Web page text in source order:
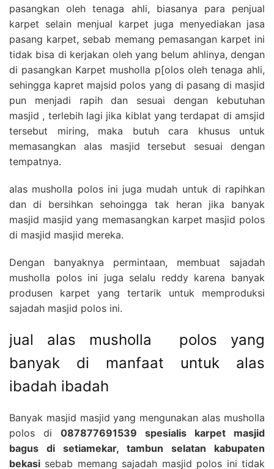
pasangkan oleh tenaga ahli, biasanya para penjual
karpet selain menjual karpet juga menyediakan jasa
pasang karpet, sebab memang pemasangan karpet ini
tidak bisa di kerjakan oleh yang belum ahlinya, dengan
di pasangkan Karpet musholla p[olos oleh tenaga ahli,
sehingga kapret majsid polos yang di pasang di masjid
pun menjadi rapih dan sesuai dengan kebutuhan
masjid , terlebih lagi jika kiblat yang terdapat di amsjid
tersebut miring, maka butuh cara khusus untuk
memasangkan alas masjid tersebut sesuai dengan
tempatnya.
alas musholla polos ini juga mudah untuk di rapihkan
dan di bersihkan sehoingga tak heran jika banyak
masjid masjid yang memasangkan karpet masjid polos
di masjid masjid mereka.
Dengan banyaknya permintaan, membuat sajadah
musholla polos ini juga selalu reddy karena banyak
produsen karpet yang tertarik untuk memproduksi
sajadah masjid polos ini.
jual alas musholla polos yang
banyak di manfaat untuk alas
ibadah ibadah
Banyak masjid masjid yang mengunakan alas musholla
polos di 087877691539 spesialis karpet masjid
bagus di setiamekar, tambun selatan kabupaten
bekasi sebab memang sajadah masjid polos ini tidak